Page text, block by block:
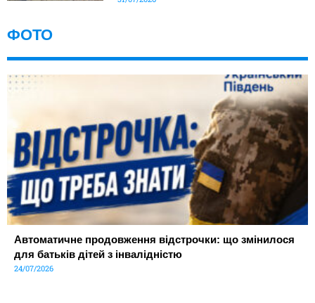
ФОТО
Автоматичне продовження відстрочки: що змінилося
для батьків дітей з інвалідністю
24/07/2026